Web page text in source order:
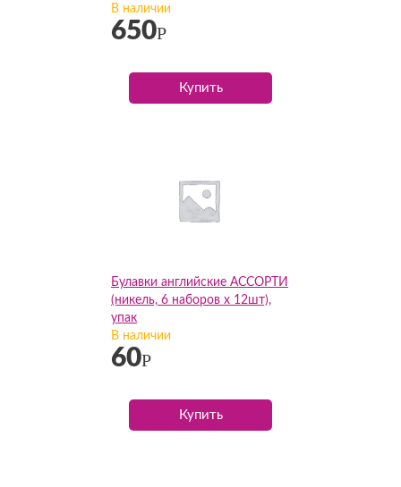
упак
В наличии
650Р
Купить
Булавки английские АССОРТИ
(никель, 6 наборов х 12шт),
упак
В наличии
60Р
Купить